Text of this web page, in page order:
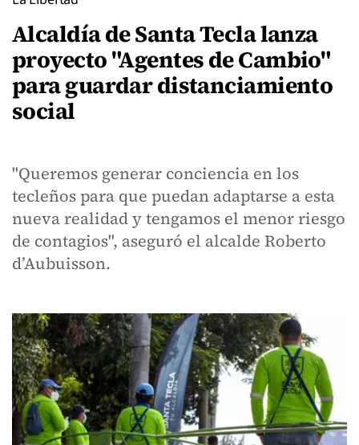
Alcaldía de Santa Tecla lanza
proyecto "Agentes de Cambio"
para guardar distanciamiento
social
"Queremos generar conciencia en los
tecleños para que puedan adaptarse a esta
nueva realidad y tengamos el menor riesgo
de contagios", aseguró el alcalde Roberto
d’Aubuisson.